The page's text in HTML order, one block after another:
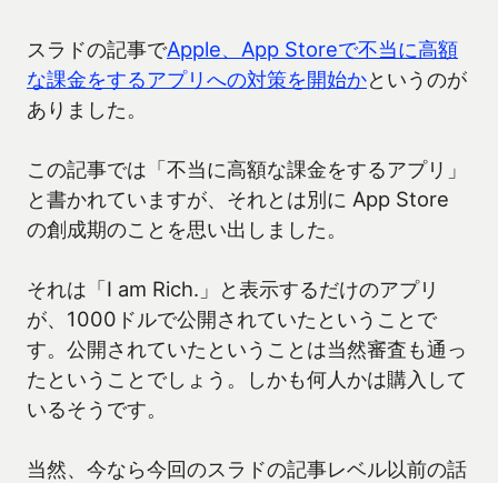
スラドの記事でApple、App Storeで不当に高額
な課金をするアプリへの対策を開始かというのが
ありました。
この記事では「不当に高額な課金をするアプリ」
と書かれていますが、それとは別に App Store
の創成期のことを思い出しました。
それは「I am Rich.」と表示するだけのアプリ
が、1000ドルで公開されていたということで
す。公開されていたということは当然審査も通っ
たということでしょう。しかも何人かは購入して
いるそうです。
当然、今なら今回のスラドの記事レベル以前の話